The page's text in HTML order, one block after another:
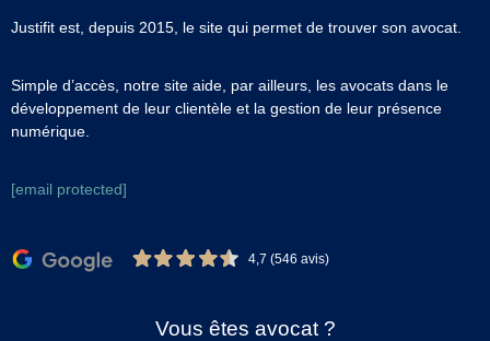
Justifit est, depuis 2015, le site qui permet de trouver son avocat.
Simple d’accès, notre site aide, par ailleurs, les avocats dans le
développement de leur clientèle et la gestion de leur présence
numérique.
[email protected]
4,7 (546 avis)
Vous êtes avocat ?